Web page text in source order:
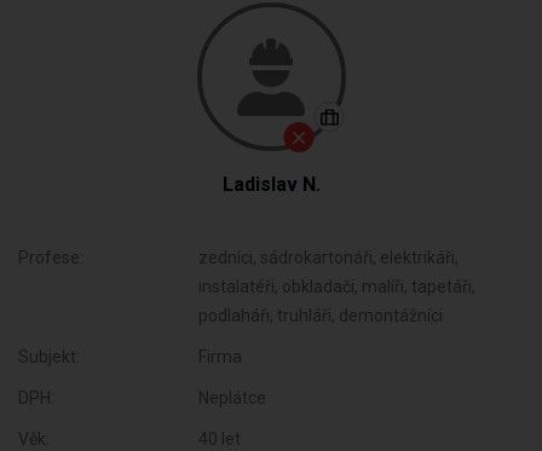
Ladislav N.
Profese:
zedníci, sádrokartonáři, elektrikáři,
instalatéři, obkladači, malíři, tapetáři,
podlaháři, truhláři, demontážníci
Subjekt: Firma
DPH: Neplátce
Věk: 40 let